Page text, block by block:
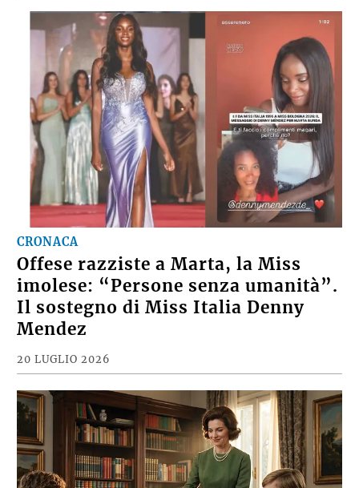
CRONACA
Offese razziste a Marta, la Miss
imolese: “Persone senza umanità”.
Il sostegno di Miss Italia Denny
Mendez
20 LUGLIO 2026